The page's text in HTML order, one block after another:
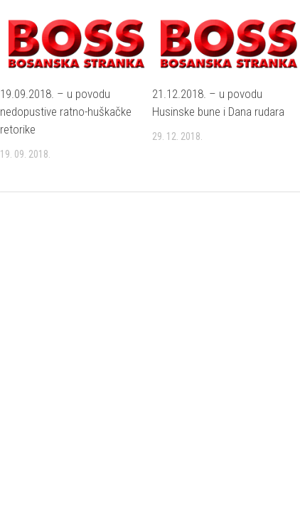
19.09.2018. – u povodu
nedopustive ratno-huškačke
retorike
19. 09. 2018.
21.12.2018. – u povodu
Husinske bune i Dana rudara
29. 12. 2018.